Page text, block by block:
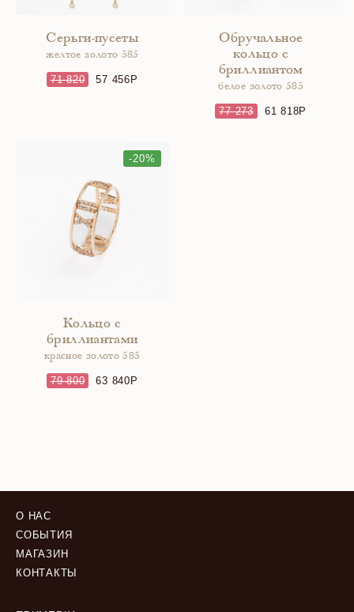
Серьги-пусеты
желтое золото 585
71 820 57 456
Обручальное
кольцо с
бриллиантом
белое золото 585
77 273 61 818
-20%
Кольцо с
бриллиантами
красное золото 585
79 800 63 840
О НАС
СОБЫТИЯ
МАГАЗИН
КОНТАКТЫ